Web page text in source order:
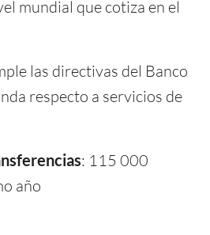
mundial que cotiza en el
las directivas del Banco
respecto a servicios de
: 115 000
año